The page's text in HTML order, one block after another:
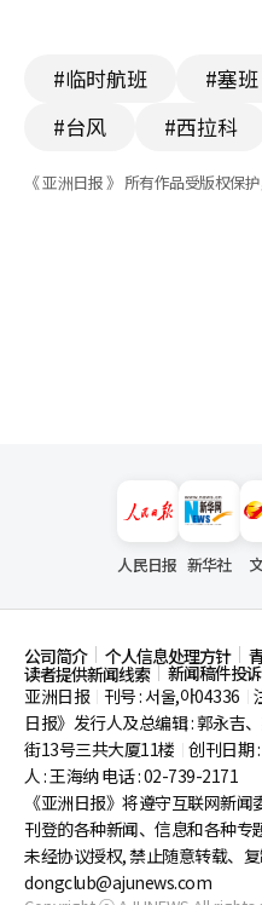
#临时航班 #塞班
#台风
#西拉科
《 亚洲日报 》 所有作品受版权保
人民日报 新华社
公司简介 个人信息处理方针
读者提供新闻线索
新闻稿件投
亚洲日报
刊号 : 서울,아04336
日报》发行人及总编辑 : 郭永吉
街13号三共大厦11楼 创刊日期
人 : 王海纳 电话 : 02-739-2171
《亚洲日报》将遵守互联网新闻
刊登的各种新闻、信息和各种专
未经协议授权, 禁止随意转载、复
dongclub@ajunews.com